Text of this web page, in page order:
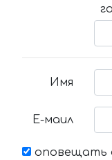
Имя
Е-маил
оповещать